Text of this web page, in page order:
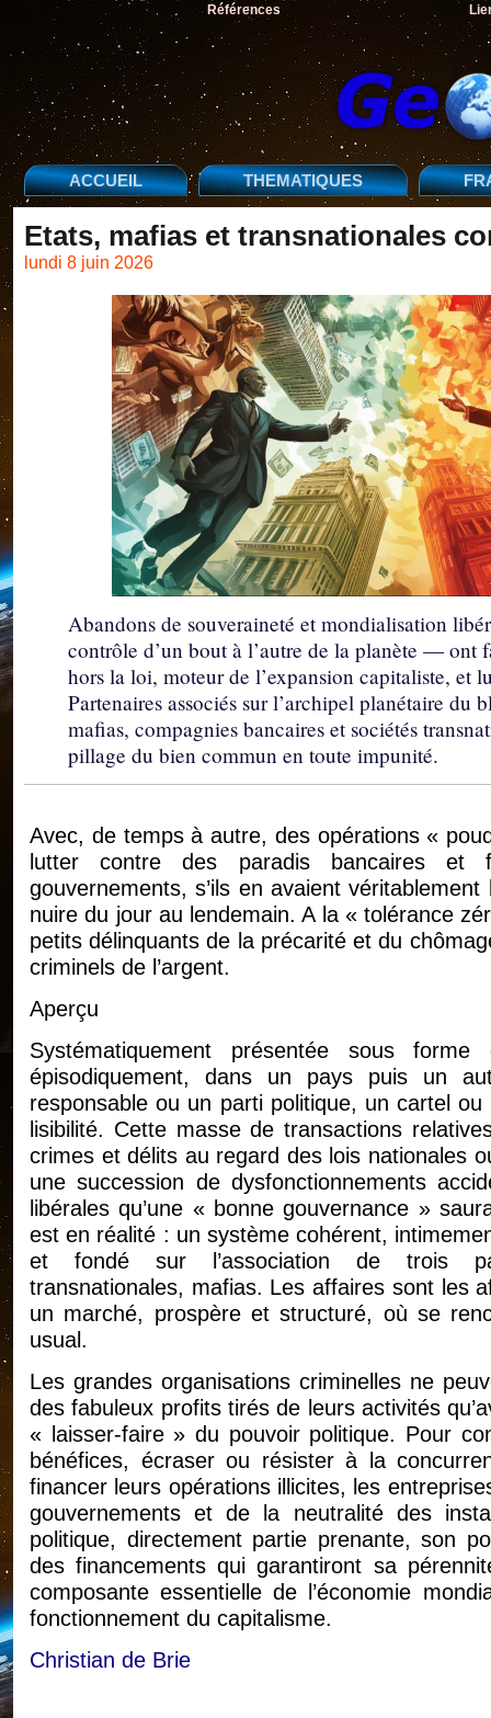
Références
ACCUEIL THEMATIQUES
Etats, mafias et transnationales
lundi 8 juin 2026
Abandons de souveraineté et mondialisation
contrôle d’un bout à l’autre de la planète — ont
hors la loi, moteur de l’expansion capitaliste, et
Partenaires associés sur l’archipel planétaire du
mafias, compagnies bancaires et sociétés
pillage du bien commun en toute impunité.
Avec, de temps à autre, des opérations «
lutter contre des paradis bancaires et
gouvernements, s’ils en avaient
nuire du jour au lendemain. A la « tolérance
petits délinquants de la précarité et du
criminels de l’argent.
Aperçu
Systématiquement présentée sous
épisodiquement, dans un pays puis un
responsable ou un parti politique, un cartel
lisibilité. Cette masse de transactions
crimes et délits au regard des lois nationales
une succession de dysfonctionnements
libérales qu’une « bonne gouvernance »
est en réalité : un système cohérent,
et fondé sur l’association de trois
transnationales, mafias. Les affaires sont les
un marché, prospère et structuré, où se
usual.
Les grandes organisations criminelles ne
des fabuleux profits tirés de leurs activités
« laisser-faire » du pouvoir politique. Pour
bénéfices, écraser ou résister à la
financer leurs opérations illicites, les
gouvernements et de la neutralité des
politique, directement partie prenante, son
des financements qui garantiront sa
composante essentielle de l’économie
fonctionnement du capitalisme.
Christian de Brie